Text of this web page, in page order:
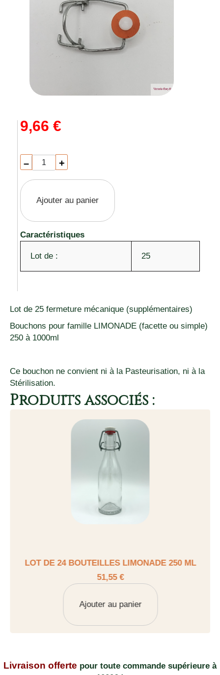
9,66 €
– +
Ajouter au panier
Caractéristiques
Lot de : 25
Lot de 25 fermeture mécanique (supplémentaires)
Bouchons pour famille LIMONADE (facette ou simple)
250 à 1000ml
Ce bouchon ne convient ni à la Pasteurisation, ni à la
Stérilisation.
Produits associés :
LOT DE 24 BOUTEILLES LIMONADE 250 ML
51,55 €
Ajouter au panier
Livraison offerte pour toute commande supérieure à